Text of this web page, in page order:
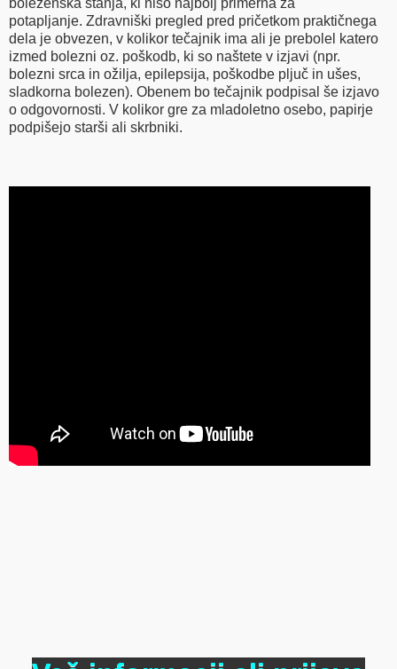
bolezenska stanja, ki niso najbolj primerna za
potapljanje. Zdravniški pregled pred pričetkom praktičnega
dela je obvezen, v kolikor tečajnik ima ali je prebolel katero
izmed bolezni oz. poškodb, ki so naštete v izjavi (npr.
bolezni srca in ožilja, epilepsija, poškodbe pljuč in ušes,
sladkorna bolezen). Obenem bo tečajnik podpisal še izjavo
o odgovornosti. V kolikor gre za mladoletno osebo, papirje
podpišejo starši ali skrbniki.